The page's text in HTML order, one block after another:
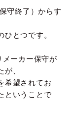
守終了）からす
とつです。
ーカー保守が
、
希望されてお
ということで